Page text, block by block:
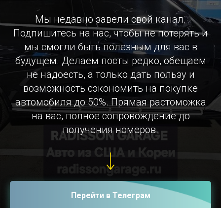
Мы недавно завели свой канал.
Подпишитесь на нас, чтобы не потерять и
мы смогли быть полезным для вас в
будущем. Делаем посты редко, обещаем
не надоесть, а только дать пользу и
возможность сэкономить на покупке
автомобиля до 50%. Прямая растоможка
на вас, полное сопровождение до
получения номеров.
Перейти в Телеграм